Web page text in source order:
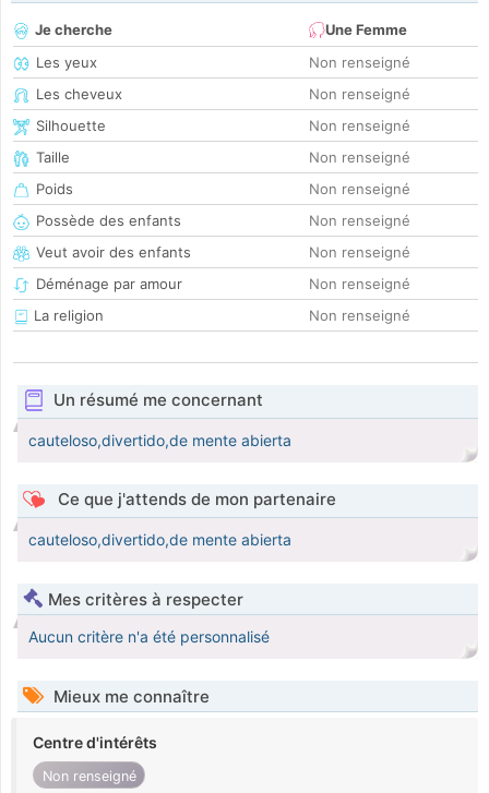
Je cherche
Une Femme
Les yeux
Non renseigné
Les cheveux
Non renseigné
Silhouette
Non renseigné
Taille
Non renseigné
Poids
Non renseigné
Possède des enfants
Non renseigné
Veut avoir des enfants
Non renseigné
Déménage par amour
Non renseigné
La religion
Non renseigné
Un résumé me concernant
cauteloso,divertido,de mente abierta
Ce que j'attends de mon partenaire
cauteloso,divertido,de mente abierta
Mes critères à respecter
Aucun critère n'a été personnalisé
Mieux me connaître
Centre d'intérêts
Non renseigné